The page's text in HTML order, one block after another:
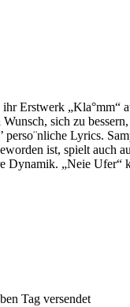
Erstwerk „Kla°mm“
sich zu
Lyrics.
ist, spielt auch
Dynamik. „Neie
Tag versendet